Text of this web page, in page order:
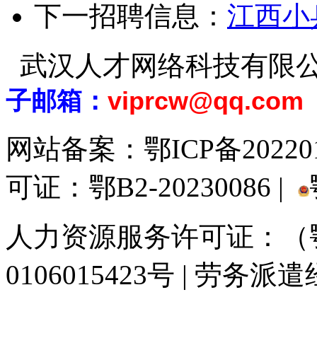
下一招聘信息： 江西
武汉人才网络科技有限
子邮箱： viprcw@qq.com
网站备案： 鄂ICP备
可证：鄂B2-20230086 |
人力资源服务许可证：
0106015423号 | 劳务派